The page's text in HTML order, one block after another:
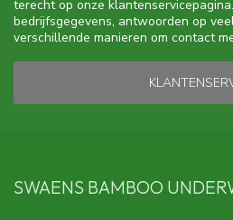
terecht op onze
bedrijfsgegevens, antwoorden op
verschillende manieren om contact
SWAENS BAMBOO